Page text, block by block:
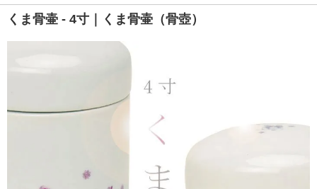
くま骨壷 - 4寸｜くま骨壷（骨壺）